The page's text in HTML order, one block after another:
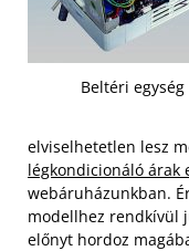
Beltéri
elviselhetetlen lesz
légkondicionáló árak
webáruházunkban.
modellhez rendkívül
előnyt hordoz